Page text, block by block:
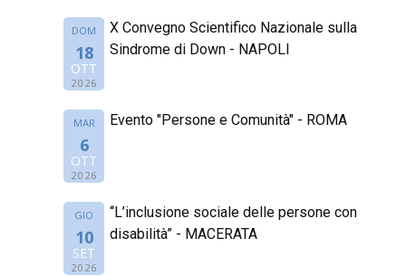
DOM
18
OTT
2026
X Convegno Scientifico Nazionale sulla
Sindrome di Down - NAPOLI
MAR
6
OTT
2026
Evento "Persone e Comunità" - ROMA
GIO
10
SET
2026
“L’inclusione sociale delle persone con
disabilità” - MACERATA